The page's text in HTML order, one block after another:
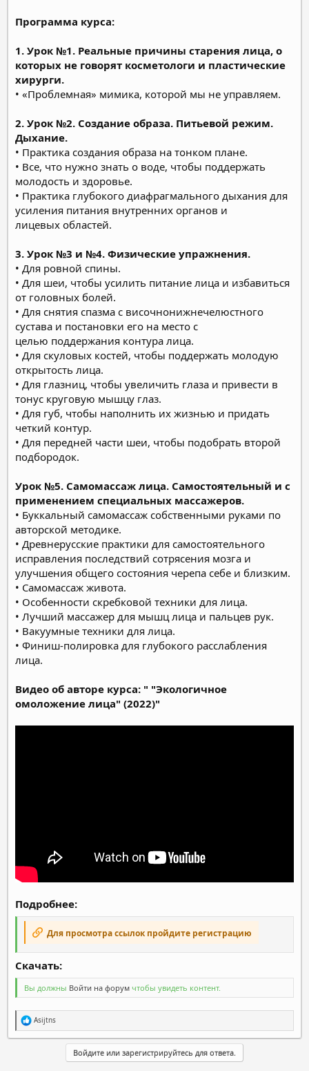
Программа курса:
1. Урок №1. Реальные причины старения лица, о
которых не говорят косметологи и пластические
хирурги.
• «Проблемная» мимика, которой мы не управляем.
2. Урок №2. Создание образа. Питьевой режим.
Дыхание.
• Практика создания образа на тонком плане.
• Все, что нужно знать о воде, чтобы поддержать
молодость и здоровье.
• Практика глубокого диафрагмального дыхания для
усиления питания внутренних органов и
лицевых областей.
3. Урок №3 и №4. Физические упражнения.
• Для ровной спины.
• Для шеи, чтобы усилить питание лица и избавиться
от головных болей.
• Для снятия спазма с височнонижнечелюстного
сустава и постановки его на место с
целью поддержания контура лица.
• Для скуловых костей, чтобы поддержать молодую
открытость лица.
• Для глазниц, чтобы увеличить глаза и привести в
тонус круговую мышцу глаз.
• Для губ, чтобы наполнить их жизнью и придать
четкий контур.
• Для передней части шеи, чтобы подобрать второй
подбородок.
Урок №5. Самомассаж лица. Самостоятельный и с
применением специальных массажеров.
• Буккальный самомассаж собственными руками по
авторской методике.
• Древнерусские практики для самостоятельного
исправления последствий сотрясения мозга и
улучшения общего состояния черепа себе и близким.
• Самомассаж живота.
• Особенности скребковой техники для лица.
• Лучший массажер для мышц лица и пальцев рук.
• Вакуумные техники для лица.
• Финиш-полировка для глубокого расслабления
лица.
Видео об авторе курса: " "Экологичное
омоложение лица" (2022)"
Подробнее:
Для просмотра ссылок пройдите регистрацию
Скачать:​
Вы должны Войти на форум чтобы увидеть контент.
Р
е
а
Asijtns
Войдите или зарегистрируйтесь для ответа.